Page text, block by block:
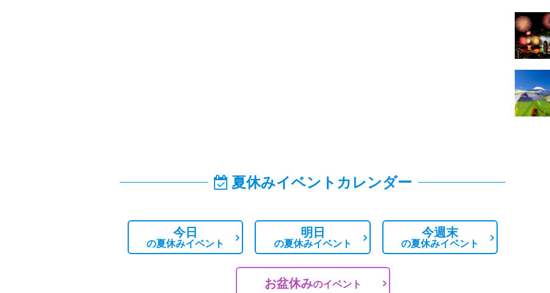
夏休みイベントカレンダー
今日
の夏休みイベント
明日
の夏休みイベント
今週末
の夏休みイベント
お盆休みのイベント